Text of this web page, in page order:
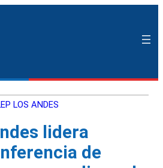
LOS ANDES
lidera
de